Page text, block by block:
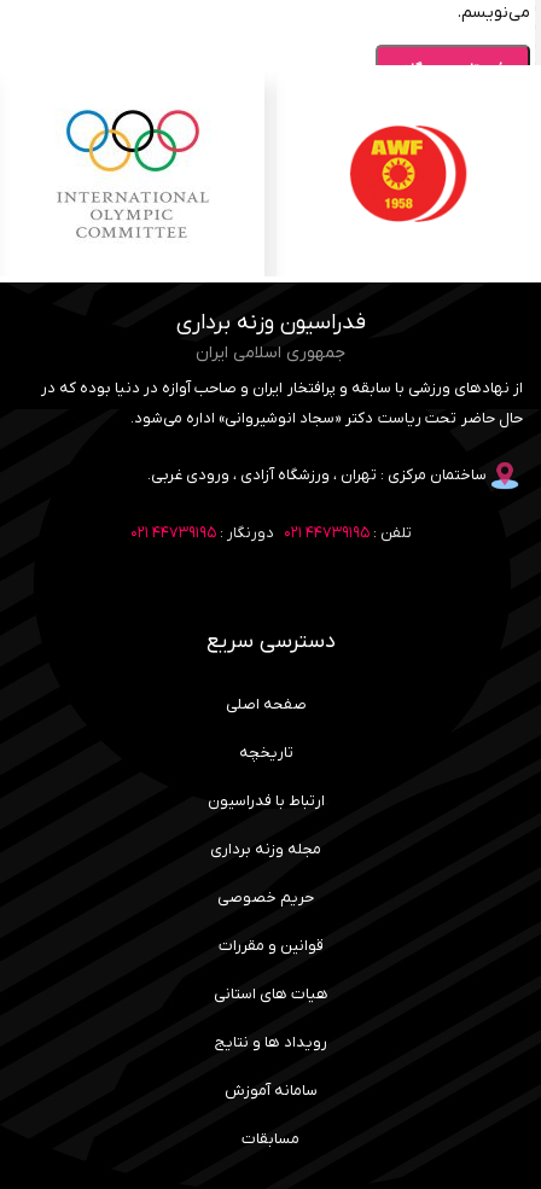
می‌نویسم.
فدراسیون وزنه برداری
جمهوری اسلامی ایران
از نهادهای ورزشی با سابقه و پرافتخار ایران و صاحب آوازه در دنیا بوده که در
حال حاضر تحت ریاست دکتر «سجاد انوشیروانی» اداره می‌شود.
ساختمان مرکزی : تهران ، ورزشگاه آزادی ، ورودی غربی.
تلفن :۴۴۷۳۹۱۹۵ ۰۲۱ دورنگار :۴۴۷۳۹۱۹۵ ۰۲۱
دسترسی سریع
صفحه اصلی
تاریخچه
ارتباط با فدراسیون
مجله وزنه برداری
حریم خصوصی
قوانین و مقررات
هیات های استانی
رویداد ها و نتایج
سامانه آموزش
مسابقات